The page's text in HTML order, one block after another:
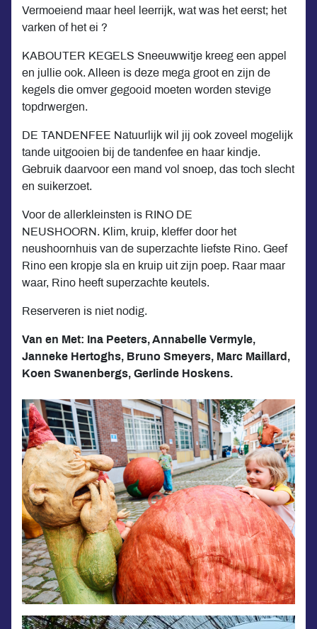
Vermoeiend maar heel leerrijk, wat was het eerst; het
varken of het ei ?
KABOUTER KEGELS Sneeuwwitje kreeg een appel
en jullie ook. Alleen is deze mega groot en zijn de
kegels die omver gegooid moeten worden stevige
topdrwergen.
DE TANDENFEE Natuurlijk wil jij ook zoveel mogelijk
tande uitgooien bij de tandenfee en haar kindje.
Gebruik daarvoor een mand vol snoep, das toch slecht
en suikerzoet.
Voor de allerkleinsten is RINO DE
NEUSHOORN. Klim, kruip, kleffer door het
neushoornhuis van de superzachte liefste Rino. Geef
Rino een kropje sla en kruip uit zijn poep. Raar maar
waar, Rino heeft superzachte keutels.
Reserveren is niet nodig.
Van en Met: Ina Peeters, Annabelle Vermyle,
Janneke Hertoghs, Bruno Smeyers, Marc Maillard,
Koen Swanenbergs, Gerlinde Hoskens.